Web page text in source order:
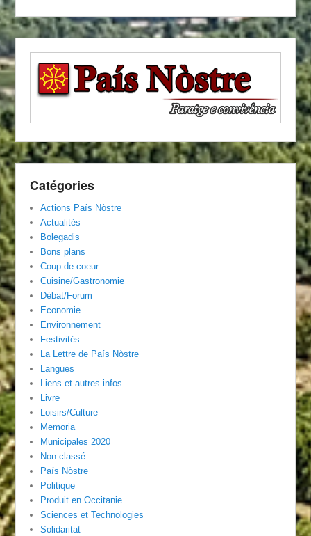
Catégories
Actions País Nòstre
Actualités
Bolegadis
Bons plans
Coup de coeur
Cuisine/Gastronomie
Débat/Forum
Economie
Environnement
Festivités
La Lettre de País Nòstre
Langues
Liens et autres infos
Livre
Loisirs/Culture
Memoria
Municipales 2020
Non classé
País Nòstre
Politique
Produit en Occitanie
Sciences et Technologies
Solidaritat